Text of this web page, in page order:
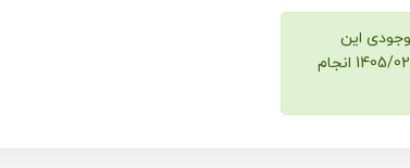
این
محصول در تاریخ 1405/02/30 انجام